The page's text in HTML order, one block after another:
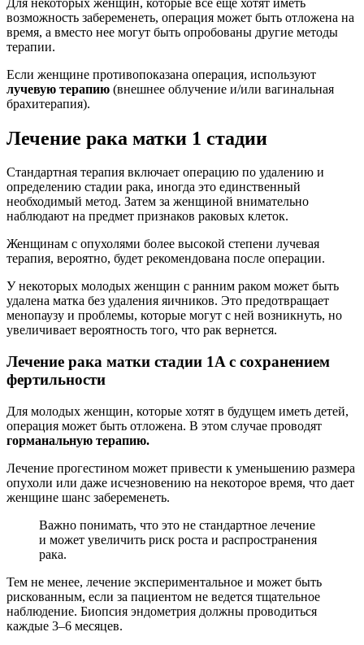
возможность забеременеть, операция может быть отложена на
время, а вместо нее могут быть опробованы другие методы
терапии.
Если женщине противопоказана операция, используют
лучевую терапию (внешнее облучение и/или вагинальная
брахитерапия).
Лечение рака матки 1 стадии
Стандартная терапия включает операцию по удалению и
определению стадии рака, иногда это единственный
необходимый метод. Затем за женщиной внимательно
наблюдают на предмет признаков раковых клеток.
Женщинам с опухолями более высокой степени лучевая
терапия, вероятно, будет рекомендована после операции.
У некоторых молодых женщин с ранним раком может быть
удалена матка без удаления яичников. Это предотвращает
менопаузу и проблемы, которые могут с ней возникнуть, но
увеличивает вероятность того, что рак вернется.
Лечение рака матки стадии 1A с сохранением
фертильности
Для молодых женщин, которые хотят в будущем иметь детей,
операция может быть отложена. В этом случае проводят
горманальную терапию.
Лечение прогестином может привести к уменьшению размера
опухоли или даже исчезновению на некоторое время, что дает
женщине шанс забеременеть.
Важно понимать, что это не стандартное лечение
и может увеличить риск роста и распространения
рака.
Тем не менее, лечение экспериментальное и может быть
рискованным, если за пациентом не ведется тщательное
наблюдение. Биопсия эндометрия должны проводиться
каждые 3–6 месяцев.